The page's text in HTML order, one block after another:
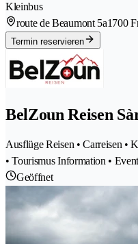
Kleinbus
route de Beaumont 5a1700
Termin reservieren
BelZoun Reisen
Ausflüge Reisen • Carreisen •
• Tourismus Information •
Geöffnet